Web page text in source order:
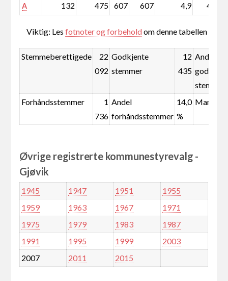
A 132 475 607 607 4,9 4,9
Viktig: Lesfotnoter og forbeholdom denne tabellen
Stemmeberettigede
22
092
Godkjente
stemmer
12
435
Andel
stemmer
Forhåndsstemmer
1
736
Andel
forhåndsstemmer
14,0
%
Øvrige registrerte kommunestyrevalg -
Gjøvik
1945 1947 1951
1955
1959
1963 1967
1971
1975
1979 1983
1987
1991
1995 1999
2003
2007
2011 2015